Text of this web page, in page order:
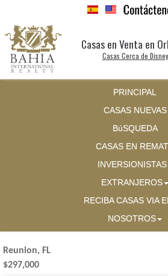
Casas en Venta en
Casas Cerca de Disney
PRINCIPAL
CASAS NUEVAS
BúSQUEDA
CASAS EN
INVERSIONISTAS
EXTRANJEROS
RECIBA CASAS VIA
NOSOTROS
Reunion, FL
$297,000